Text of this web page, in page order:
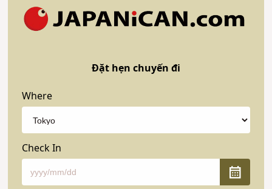
Đặt hẹn chuyến đi
Where
Check In